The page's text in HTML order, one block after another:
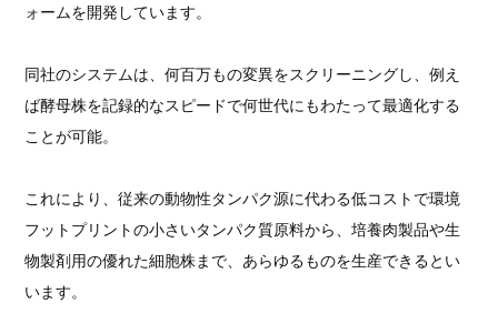
ォームを開発しています。
同社のシステムは、何百万もの変異をスクリーニングし、例え
ば酵母株を記録的なスピードで何世代にもわたって最適化する
ことが可能。
これにより、従来の動物性タンパク源に代わる低コストで環境
フットプリントの小さいタンパク質原料から、培養肉製品や生
物製剤用の優れた細胞株まで、あらゆるものを生産できるとい
います。